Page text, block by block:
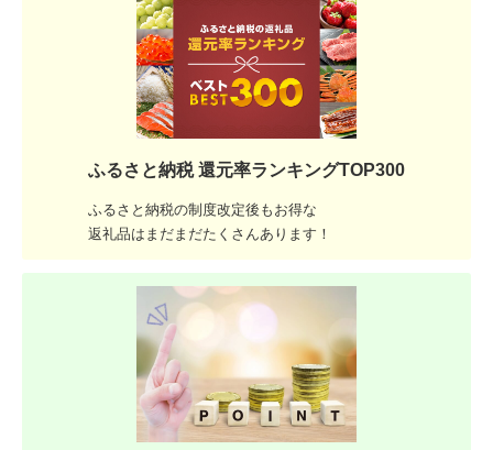
ふるさと納税 還元率ランキングTOP300
ふるさと納税の制度改定後もお得な
返礼品はまだまだたくさんあります！